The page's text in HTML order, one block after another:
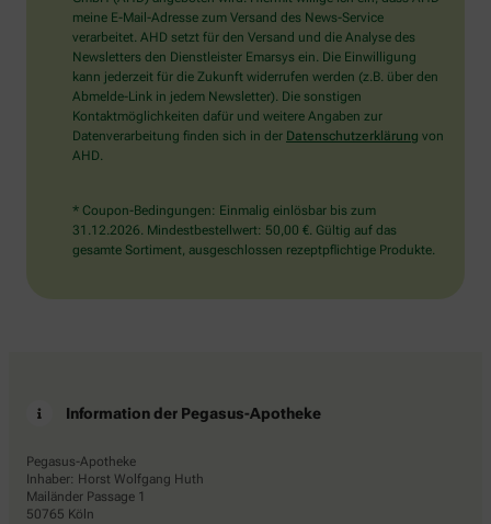
Sie
bitte
die
Tasse.
meine E-Mail-Adresse zum Versand des News-Service
verarbeitet. AHD setzt für den Versand und die Analyse des
Newsletters den Dienstleister Emarsys ein. Die Einwilligung
kann jederzeit für die Zukunft widerrufen werden (z.B. über den
Abmelde-Link in jedem Newsletter). Die sonstigen
Kontaktmöglichkeiten dafür und weitere Angaben zur
Datenverarbeitung finden sich in der Datenschutzerklärung von
AHD.
* Coupon-Bedingungen: Einmalig einlösbar bis zum
31.12.2026. Mindestbestellwert: 50,00 €. Gültig auf das
gesamte Sortiment, ausgeschlossen rezeptpflichtige Produkte.
Information der Pegasus-Apotheke
Pegasus-Apotheke
Inhaber: Horst Wolfgang Huth
Mailänder Passage 1
50765 Köln